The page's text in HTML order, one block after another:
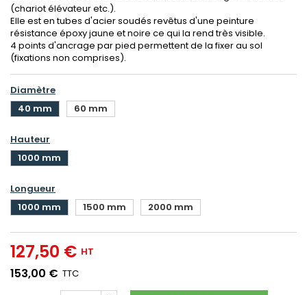
(chariot élévateur etc.).
Elle est en tubes d'acier soudés revêtus d'une peinture
résistance époxy jaune et noire ce qui la rend très visible.
4 points d'ancrage par pied permettent de la fixer au sol
(fixations non comprises).
Diamètre
40 mm
60 mm
Hauteur
1000 mm
Longueur
1000 mm
1500 mm 2000 mm
127,50 € HT
153,00 € TTC